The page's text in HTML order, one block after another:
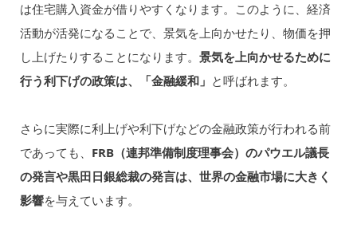
は住宅購入資金が借りやすくなります。このように、経済
活動が活発になることで、景気を上向かせたり、物価を押
し上げたりすることになります。 景気を上向かせるために
行う利下げの政策は、「金融緩和」 と呼ばれます。
さらに実際に利上げや利下げなどの金融政策が行われる前
であっても、 FRB（連邦準備制度理事会）のパウエル議長
の発言や黒田日銀総裁の発言は、世界の金融市場に大きく
影響を与えています。